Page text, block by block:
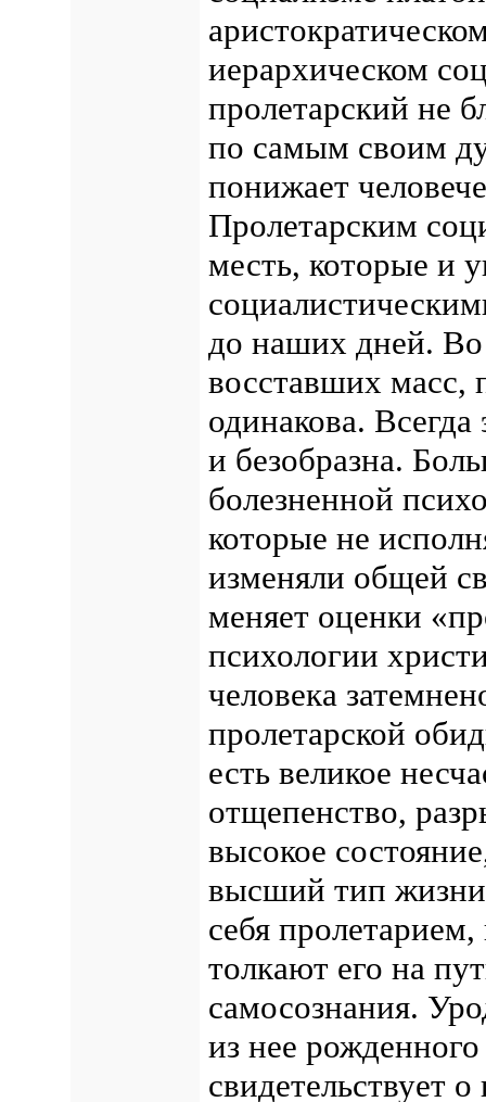
иерархическом
пролетарский не
по самым своим
понижает
Пролетарским
месть, которые и
до наших дней. Во
восставших масс,
одинакова.
и безобразна.
болезненной
которые не
изменяли общей
меняет оценки
психологии
человека
пролетарской
есть великое
отщепенство,
высокое
высший тип
себя
толкают его на
самосознания.
из нее
свидетельствует